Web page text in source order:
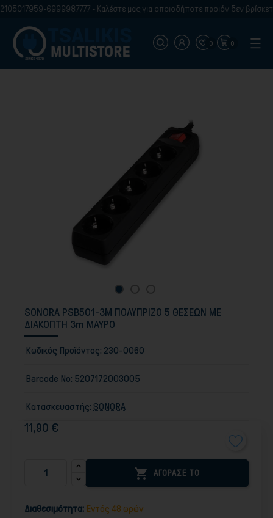
6999987777 - Καλέστε μας για οποιοδήποτε προιόν δεν βρίσκετε
0 0
SONORA PSB501-3M ΠΟΛΥΠΡΙΖΟ 5 ΘΕΣΕΩΝ ΜΕ
ΔΙΑΚΟΠΤΗ 3m ΜΑΥΡΟ
Κωδικός Προϊόντος: 230-0060
Barcode No: 5207172003005
Κατασκευαστής: SONORA
11,90 €
 ΑΓΟΡΑΣΕ ΤΟ
Διαθεσιμότητα: Εντός 48 ωρών